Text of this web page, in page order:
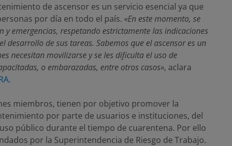
de ascensor es un servicio esencial ya que
por día en todo el país. «En este momento, se
y emergencias, respetando estrictamente las indicaciones
desarrollo de sus tareas. Sabemos que el ascensor es un
necesitan movilizarse y se les dificulta el uso de
o embarazadas, entre otros casos», aclara
.
miembros, tienen por objetivo promover la
por parte de usuarios e instituciones, del
público durante el tiempo de cuarentena. Por ello
por la Superintendencia de Riesgo de Trabajo.